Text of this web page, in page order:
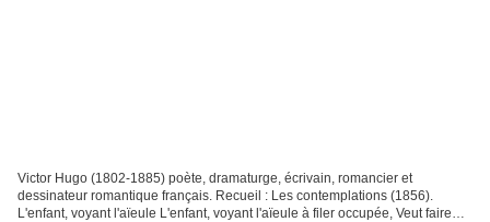
Victor Hugo (1802-1885) poète, dramaturge, écrivain, romancier et
dessinateur romantique français. Recueil : Les contemplations (1856).
L'enfant, voyant l'aïeule L'enfant, voyant l'aïeule à filer occupée, Veut faire